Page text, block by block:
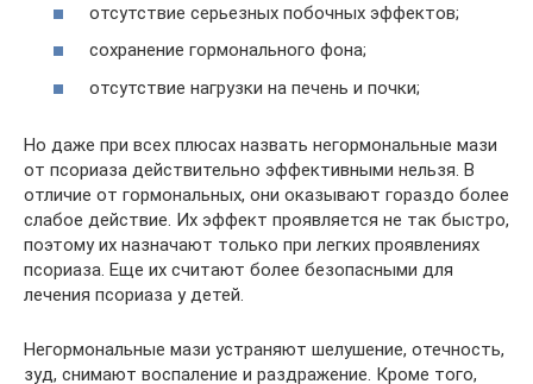
отсутствие серьезных побочных эффектов;
сохранение гормонального фона;
отсутствие нагрузки на печень и почки;
Но даже при всех плюсах назвать негормональные мази
от псориаза действительно эффективными нельзя. В
отличие от гормональных, они оказывают гораздо более
слабое действие. Их эффект проявляется не так быстро,
поэтому их назначают только при легких проявлениях
псориаза. Еще их считают более безопасными для
лечения псориаза у детей.
Негормональные мази устраняют шелушение, отечность,
зуд, снимают воспаление и раздражение. Кроме того,